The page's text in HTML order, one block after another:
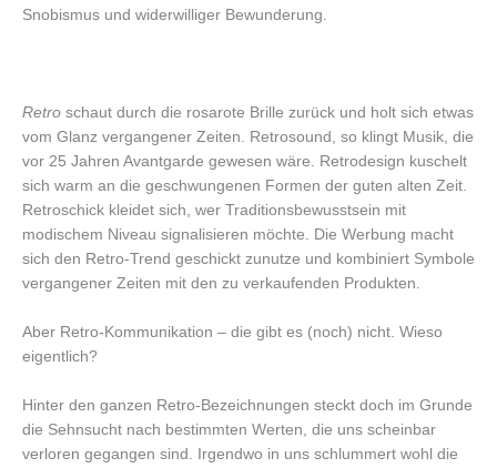
Snobismus und widerwilliger Bewunderung.
Retro schaut durch die rosarote Brille zurück und holt sich etwas
vom Glanz vergangener Zeiten. Retrosound, so klingt Musik, die
vor 25 Jahren Avantgarde gewesen wäre. Retrodesign kuschelt
sich warm an die geschwungenen Formen der guten alten Zeit.
Retroschick kleidet sich, wer Traditionsbewusstsein mit
modischem Niveau signalisieren möchte. Die Werbung macht
sich den Retro-Trend geschickt zunutze und kombiniert Symbole
vergangener Zeiten mit den zu verkaufenden Produkten.
Aber Retro-Kommunikation – die gibt es (noch) nicht. Wieso
eigentlich?
Hinter den ganzen Retro-Bezeichnungen steckt doch im Grunde
die Sehnsucht nach bestimmten Werten, die uns scheinbar
verloren gegangen sind. Irgendwo in uns schlummert wohl die